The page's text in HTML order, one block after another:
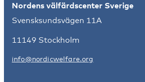
Nordens välfärdscenter Sverige
Svensksundsvägen 11A
11149 Stockholm
info@nordicwelfare.org